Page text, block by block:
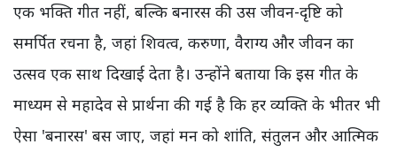
एक भक्ति गीत नहीं, बल्कि बनारस की उस जीवन-दृष्टि को
समर्पित रचना है, जहां शिवत्व, करुणा, वैराग्य और जीवन का
उत्सव एक साथ दिखाई देता है। उन्होंने बताया कि इस गीत के
माध्यम से महादेव से प्रार्थना की गई है कि हर व्यक्ति के भीतर भी
ऐसा 'बनारस' बस जाए, जहां मन को शांति, संतुलन और आत्मिक